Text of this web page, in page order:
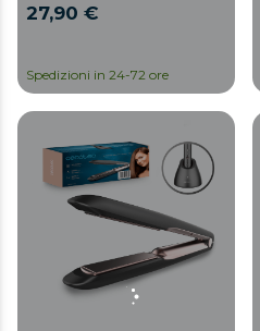
27,90 €
Spedizioni in 24-72 ore